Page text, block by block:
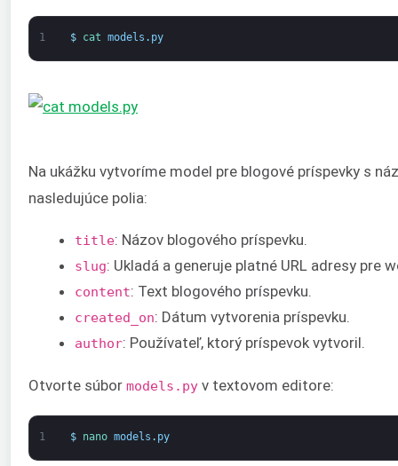
1 $ cat models . py
Na ukážku vytvoríme model pre blogové príspevky s
nasledujúce polia:
title: Názov blogového príspevku.
slug: Ukladá a generuje platné URL adresy pre
content: Text blogového príspevku.
created_on: Dátum vytvorenia príspevku.
author: Používateľ, ktorý príspevok vytvoril.
Otvorte súbor models.py v textovom editore:
1 $ nano models . py